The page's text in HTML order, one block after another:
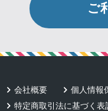
ご
会社概要
個人情報
特定商取引法に基づく表